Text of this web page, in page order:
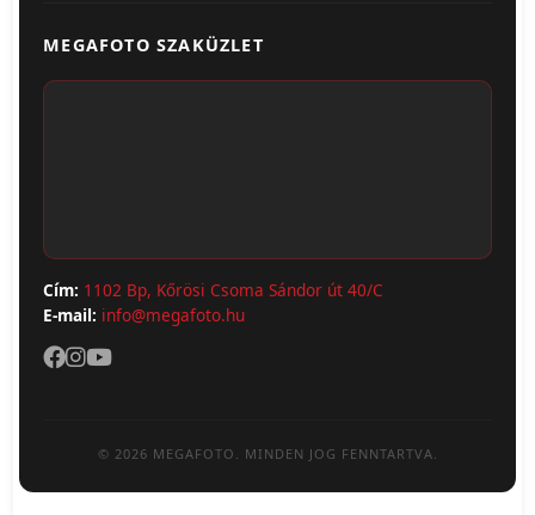
Poszter & Falikép
Fotónaptár
Szállítás & Fizetés
MEGAFOTO SZAKÜZLET
Cím: 1102 Bp, Kőrösi Csoma Sándor út 40/C
E-mail: info@megafoto.hu
© 2026 MEGAFOTO. MINDEN JOG FENNTARTVA.